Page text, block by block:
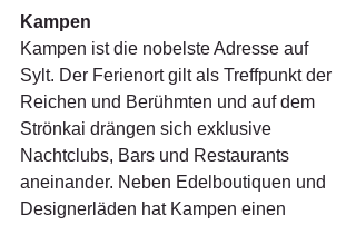
Kampen
Kampen ist die nobelste Adresse auf
Sylt. Der Ferienort gilt als Treffpunkt der
Reichen und Berühmten und auf dem
Strönkai drängen sich exklusive
Nachtclubs, Bars und Restaurants
aneinander. Neben Edelboutiquen und
Designerläden hat Kampen einen